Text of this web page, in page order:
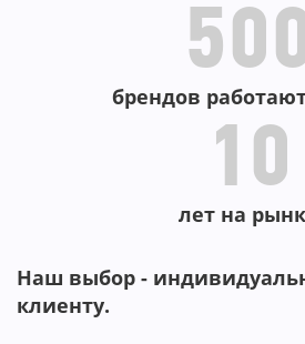
брендов
10
лет на
Наш выбор -
клиенту.